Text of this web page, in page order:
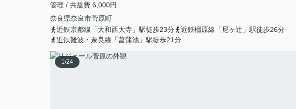
管理 / 共益費 6,000円
奈良県奈良市菅原町
近鉄京都線「大和西大寺」駅徒歩23分
近鉄橿原線「尼ヶ辻」駅徒歩26分
近鉄難波・奈良線「菖蒲池」駅徒歩21分
1 /24